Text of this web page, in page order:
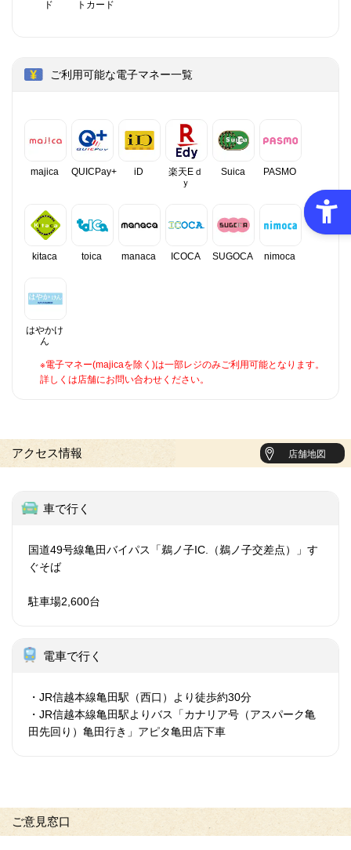
ド トカード
ご利用可能な電子マネー一覧
majica QUICPay+ iD
楽天Eｄ
ｙ
Suica PASMO
kitaca toica manaca ICOCA SUGOCA nimoca
はやかけ
ん
※電子マネー(majicaを除く)は一部レジのみご利用可能となります。
詳しくは店舗にお問い合わせください。
アクセス情報 店舗地図
車で行く
国道49号線亀田バイパス「鵜ノ子IC.（鵜ノ子交差点）」す
ぐそば
駐車場2,600台
電車で行く
・JR信越本線亀田駅（西口）より徒歩約30分
・JR信越本線亀田駅よりバス「カナリア号（アスパーク亀
田先回り）亀田行き」アピタ亀田店下車
ご意見窓口